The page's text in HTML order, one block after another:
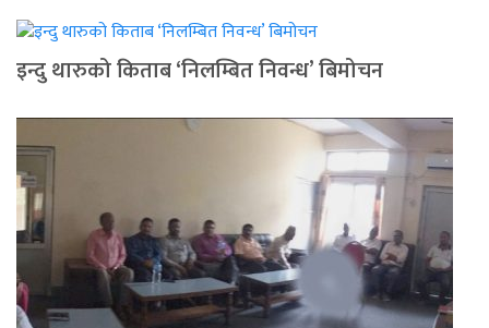
इन्दु थारुको किताब ‘निलम्बित निवन्ध’ बिमोचन